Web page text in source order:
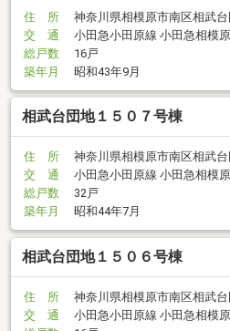
住 所
神奈川県相模原市南区相武
交 通
小田急小田原線 小田急相模
総戸数
16戸
築年月
昭和43年9月
相武台団地１５０７号棟
住 所
神奈川県相模原市南区相武
交 通
小田急小田原線 小田急相模
総戸数
32戸
築年月
昭和44年7月
相武台団地１５０６号棟
住 所
神奈川県相模原市南区相武
交 通
小田急小田原線 小田急相模